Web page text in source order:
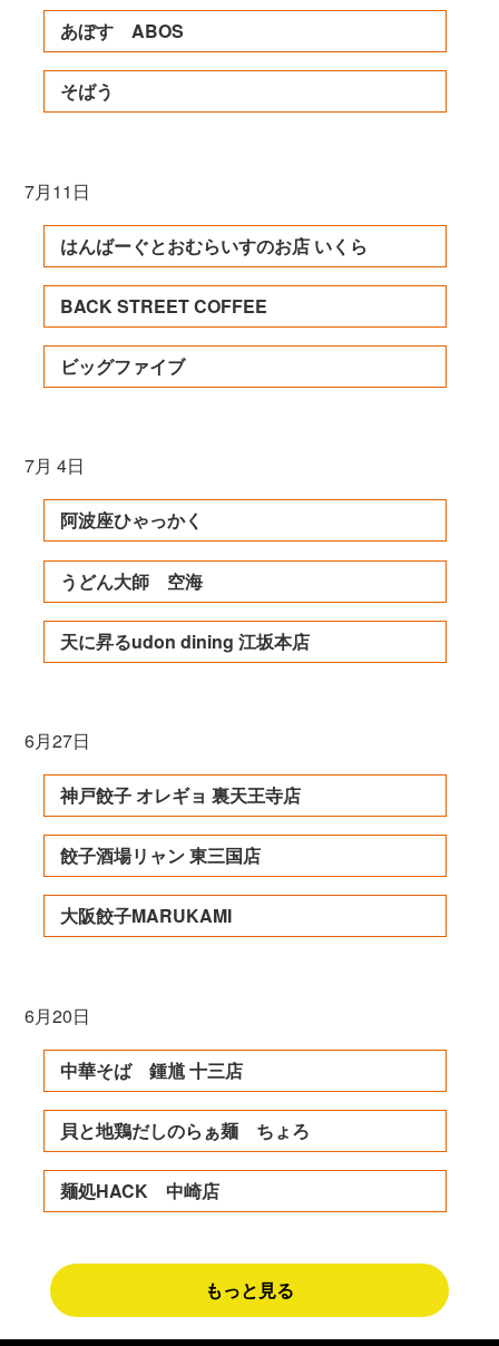
あぼす ABOS
そばう
7月11日
はんばーぐとおむらいすのお店 いくら
BACK STREET COFFEE
ビッグファイブ
7月 4日
阿波座ひゃっかく
うどん大師 空海
天に昇るudon dining 江坂本店
6月27日
神戸餃子 オレギョ 裏天王寺店
餃子酒場リャン 東三国店
大阪餃子MARUKAMI
6月20日
中華そば 鍾馗 十三店
貝と地鶏だしのらぁ麺 ちょろ
麺処HACK 中崎店
もっと見る